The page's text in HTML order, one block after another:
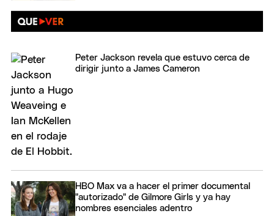
Peter Jackson revela que estuvo cerca de
dirigir junto a James Cameron
HBO Max va a hacer el primer documental
"autorizado" de Gilmore Girls y ya hay
nombres esenciales adentro